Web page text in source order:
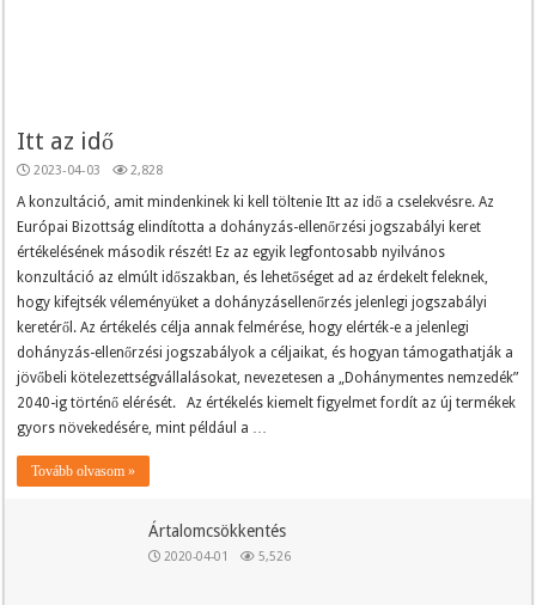
Itt az idő
2023-04-03 2,828
A konzultáció, amit mindenkinek ki kell töltenie Itt az idő a cselekvésre. Az
Európai Bizottság elindította a dohányzás-ellenőrzési jogszabályi keret
értékelésének második részét! Ez az egyik legfontosabb nyilvános
konzultáció az elmúlt időszakban, és lehetőséget ad az érdekelt feleknek,
hogy kifejtsék véleményüket a dohányzásellenőrzés jelenlegi jogszabályi
keretéről. Az értékelés célja annak felmérése, hogy elérték-e a jelenlegi
dohányzás-ellenőrzési jogszabályok a céljaikat, és hogyan támogathatják a
jövőbeli kötelezettségvállalásokat, nevezetesen a „Dohánymentes nemzedék”
2040-ig történő elérését. Az értékelés kiemelt figyelmet fordít az új termékek
gyors növekedésére, mint például a …
Tovább olvasom »
Ártalomcsökkentés
2020-04-01 5,526